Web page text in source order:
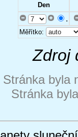
Den
.
Měřítko:
Zdroj
Stránka byla
Stránka